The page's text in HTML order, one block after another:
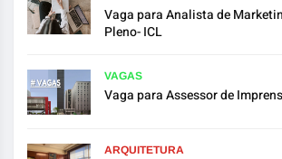
Vaga para Analista de
Pleno- ICL
VAGAS
Vaga para Assessor de
ARQUITETURA